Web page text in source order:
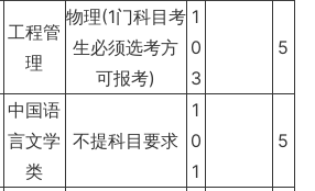
工程管
理
物理(1门科目考
生必须选考方
可报考)
1
0
3
5
中国语
言文学
类
不提科目要求
1
0
1
5